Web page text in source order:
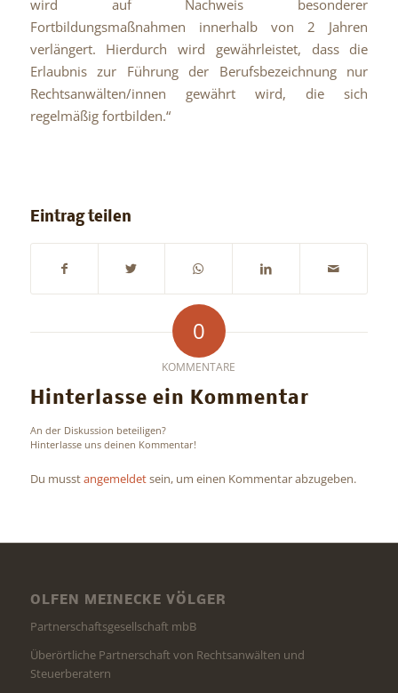
wird auf Nachweis besonderer
Fortbildungsmaßnahmen innerhalb von 2 Jahren
verlängert. Hierdurch wird gewährleistet, dass die
Erlaubnis zur Führung der Berufsbezeichnung nur
Rechtsanwälten/innen gewährt wird, die sich
regelmäßig fortbilden.“
Eintrag teilen
0
KOMMENTARE
Hinterlasse ein Kommentar
An der Diskussion beteiligen?
Hinterlasse uns deinen Kommentar!
Du musstangemeldetsein, um einen Kommentar abzugeben.
OLFEN MEINECKE VÖLGER
Partnerschaftsgesellschaft mbB
Überörtliche Partnerschaft von Rechtsanwälten und
Steuerberatern